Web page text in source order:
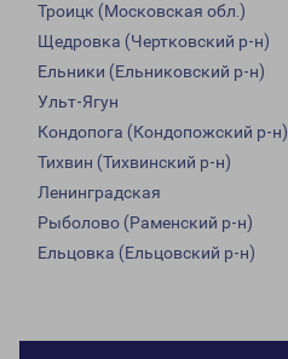
Троицк (Московская обл.)
Щедровка (Чертковский р-н)
Ельники (Ельниковский р-н)
Ульт-Ягун
Кондопога (Кондопожский р-н)
Тихвин (Тихвинский р-н)
Ленинградская
Рыболово (Раменский р-н)
Ельцовка (Ельцовский р-н)